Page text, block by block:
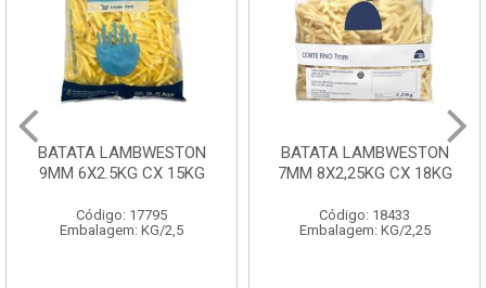
BATATA LAMBWESTON
9MM 6X2.5KG CX 15KG
Código: 17795
Embalagem: KG/2,5
BATATA LAMBWESTON
7MM 8X2,25KG CX 18KG
Código: 18433
Embalagem: KG/2,25